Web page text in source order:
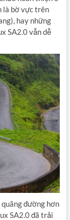
là bờ vực trên
hay những
SA2.0 vẫn dễ
đường hơn
SA2.0 đã trải